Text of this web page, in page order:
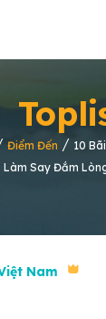
Điểm Đến / 10
Làm Say Đắm
Nam